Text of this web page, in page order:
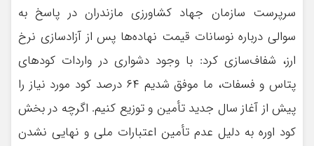
سرپرست سازمان جهاد کشاورزی مازندران در پاسخ به
سوالی درباره نوسانات قیمت نهاده‌ها پس از آزادسازی نرخ
ارز، شفاف‌سازی کرد: با وجود دشواری در واردات کودهای
پتاس و فسفات، ما موفق شدیم ۶۴ درصد کود مورد نیاز را
پیش از آغاز سال جدید تأمین و توزیع کنیم. اگرچه در بخش
کود اوره به دلیل عدم تأمین اعتبارات ملی و نهایی نشدن